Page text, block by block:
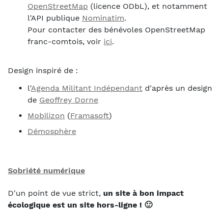
OpenStreetMap (licence ODbL), et notamment
l'API publique Nominatim.
Pour contacter des bénévoles OpenStreetMap
franc-comtois, voir ici.
Design inspiré de :
l'Agenda Militant Indépendant d'après un design
de Geoffrey Dorne
Mobilizon (Framasoft)
Démosphère
Sobriété numérique
D'un point de vue strict, un site à bon impact
écologique est un site hors-ligne ! 🙂